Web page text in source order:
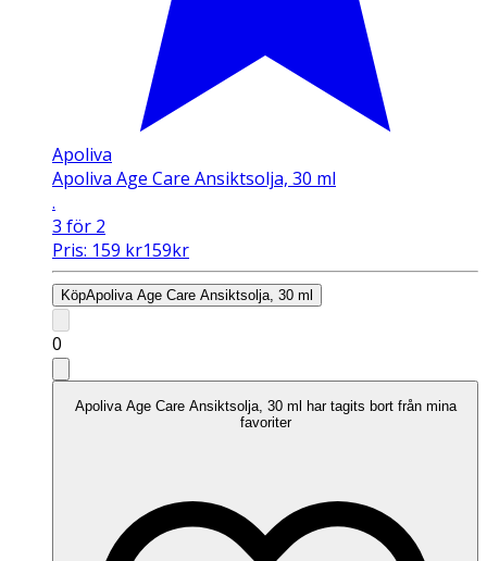
Apoliva
Apoliva Age Care Ansiktsolja, 30 ml
.
3 för 2
Pris: 159 kr159kr
KöpApoliva Age Care Ansiktsolja, 30 ml
0
Apoliva Age Care Ansiktsolja, 30 ml har tagits bort från mina
favoriter